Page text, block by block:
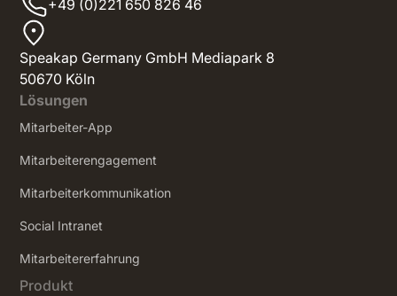
+49 (0)221 650 826 46
Speakap Germany GmbH Mediapark 8
50670 Köln
Lösungen
Mitarbeiter-App
Mitarbeiterengagement
Mitarbeiterkommunikation
Social Intranet
‍Mitarbeitererfahrung
Produkt